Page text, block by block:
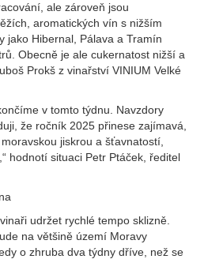
ale zároveň jsou
aromatických vín s nižším
jako Hibernal, Pálava a Tramín
Obecně je ale cukernatost nižší a
Prokš z vinařství VINIUM Velké
v tomto týdnu. Navzdory
že ročník 2025 přinese zajímavá,
jiskrou a šťavnatostí,
hodnotí situaci Petr Ptáček, ředitel
udržet rychlé tempo sklizně.
na většině území Moravy
o zhruba dva týdny dříve, než se